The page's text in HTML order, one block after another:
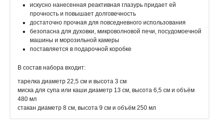
искусно нанесенная реактивная глазурь придает ей
прочность и повышает долговечность
достаточно прочная для повседневного использования
безопасна для духовки, микроволновой печи, посудомоечной
машины и морозильной камеры
поставляется в подарочной коробке
В состав набора входит:
тарелка диаметр 22,5 см и высота 3 см
миска для супа или каши диаметр 13 см, высота 6,5 см и объём
480 мл
стакан диаметр 8 см, высота 9 см и объём 250 мл